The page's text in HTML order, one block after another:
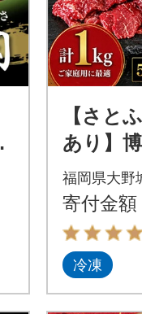
【さと
あり】
とし焼
00g×2
福岡県大野
寄付金額
冷凍